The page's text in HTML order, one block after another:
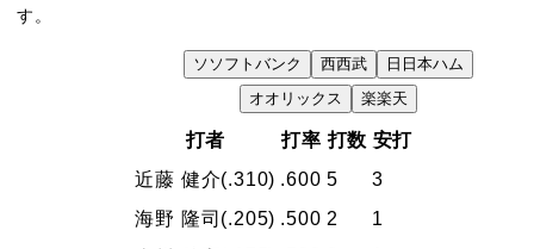
す。
ソ ソフトバンク 西西武 日 日本ハム
オオリックス 楽楽天
打者 打率 打数 安打
近藤 健介(.310) .600 5
3
海野 隆司 (.205) .500 2
1